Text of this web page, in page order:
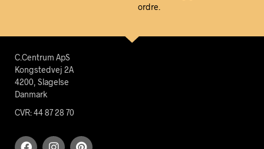
ordre.
C.Centrum ApS
Kongstedvej 2A
4200, Slagelse
Danmark
CVR: 44 87 28 70